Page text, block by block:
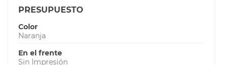
PRESUPUESTO
Color
Naranja
En el frente
Sin Impresión